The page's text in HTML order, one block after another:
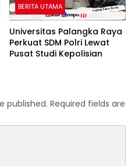
BERITA UTAMA
Universitas Palangka Raya
Perkuat SDM Polri Lewat
Pusat Studi Kepolisian
published. Required fields are